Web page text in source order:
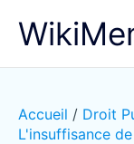
Accueil / Droit
L'insuffisance